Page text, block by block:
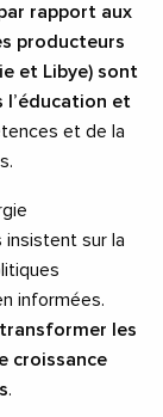
rapport aux
producteurs
et Libye) sont
l’éducation et
et de la
insistent sur la
informées.
les
croissance
.